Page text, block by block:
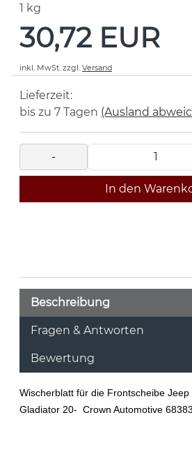
1 kg
30,72 EUR
inkl. MwSt. zzgl. Versand
Lieferzeit:
bis zu 7 Tagen (Ausland
-
In den
Beschreibung
Fragen & Antworten
Bewertung
Wischerblatt für die Frontscheibe Jeep
Gladiator 20- Crown Automotive